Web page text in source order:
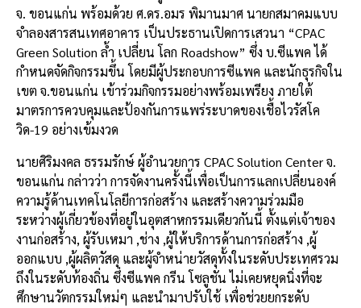
k
จ. ขอนแก่น พร้อมด้วย ศ.ดร.อมร พิมานมาศ นายกสมาคมแบบ
จำลองสารสนเทศอาคาร เป็นประธานเปิดการเสวนา “CPAC
Green Solution ล้ำ เปลี่ยน โลก Roadshow” ซึ่ง บ.ซีแพค ได้
กำหนดจัดกิจกรรมขึ้น โดยมีผู้ประกอบการซีแพค และนักธุรกิจใน
เขต จ.ขอนแก่น เข้าร่วมกิจกรรมอย่างพร้อมเพรียง ภายใต้
มาตรการควบคุมและป้องกันการแพร่ระบาดของเชื้อไวรัสโค
วิด-19 อย่างเข้มงวด
นายศิริมงคล ธรรมรักษ์ ผู้อำนวยการ CPAC Solution Center จ.
ขอนแก่น กล่าวว่า การจัดงานครั้งนี้เพื่อเป็นการแลกเปลี่ยนองค์
ความรู้ด้านเทคโนโลยีการก่อสร้าง และสร้างความร่วมมือ
ระหว่างผู้เกี่ยวข้องที่อยู่ในอุตสาหกรรมเดียวกันนี้ ตั้งแต่เจ้าของ
งานก่อสร้าง, ผู้รับเหมา ,ช่าง ,ผู้ให้บริการด้านการก่อสร้าง ,ผู้
ออกแบบ ,ผู้ผลิตวัสดุ และผู้จำหน่ายวัสดุทั้งในระดับประเทศรวม
ถึงในระดับท้องถิ่น ซึ่งซีแพค กรีน โซลูชัน ไม่เคยหยุดนิ่งที่จะ
ศึกษานวัตกรรมใหม่ๆ และนำมาปรับใช้ เพื่อช่วยยกระดับ